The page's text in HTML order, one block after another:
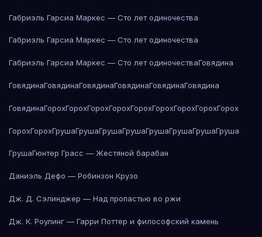
Габриэль Гарсиа Маркес — Сто лет одиночества
Габриэль Гарсиа Маркес — Сто лет одиночества
Габриэль Гарсиа Маркес — Сто лет одиночестваГовядина
ГовядинаГовядинаГовядинаГовядинаГовядинаГовядина
ГовядинаГорохГорохГорохГорохГорохГорохГорохГорохГорох
ГорохГорохГрушаГрушаГрушаГрушаГрушаГрушаГрушаГруша
ГрушаГюнтер Грасс — Жестяной барабан
Даниэль Дефо — Робинзон Крузо
Дж. Д. Сэлинджер — Над пропастью во ржи
Дж. К. Роулинг — Гарри Поттер и философский камень